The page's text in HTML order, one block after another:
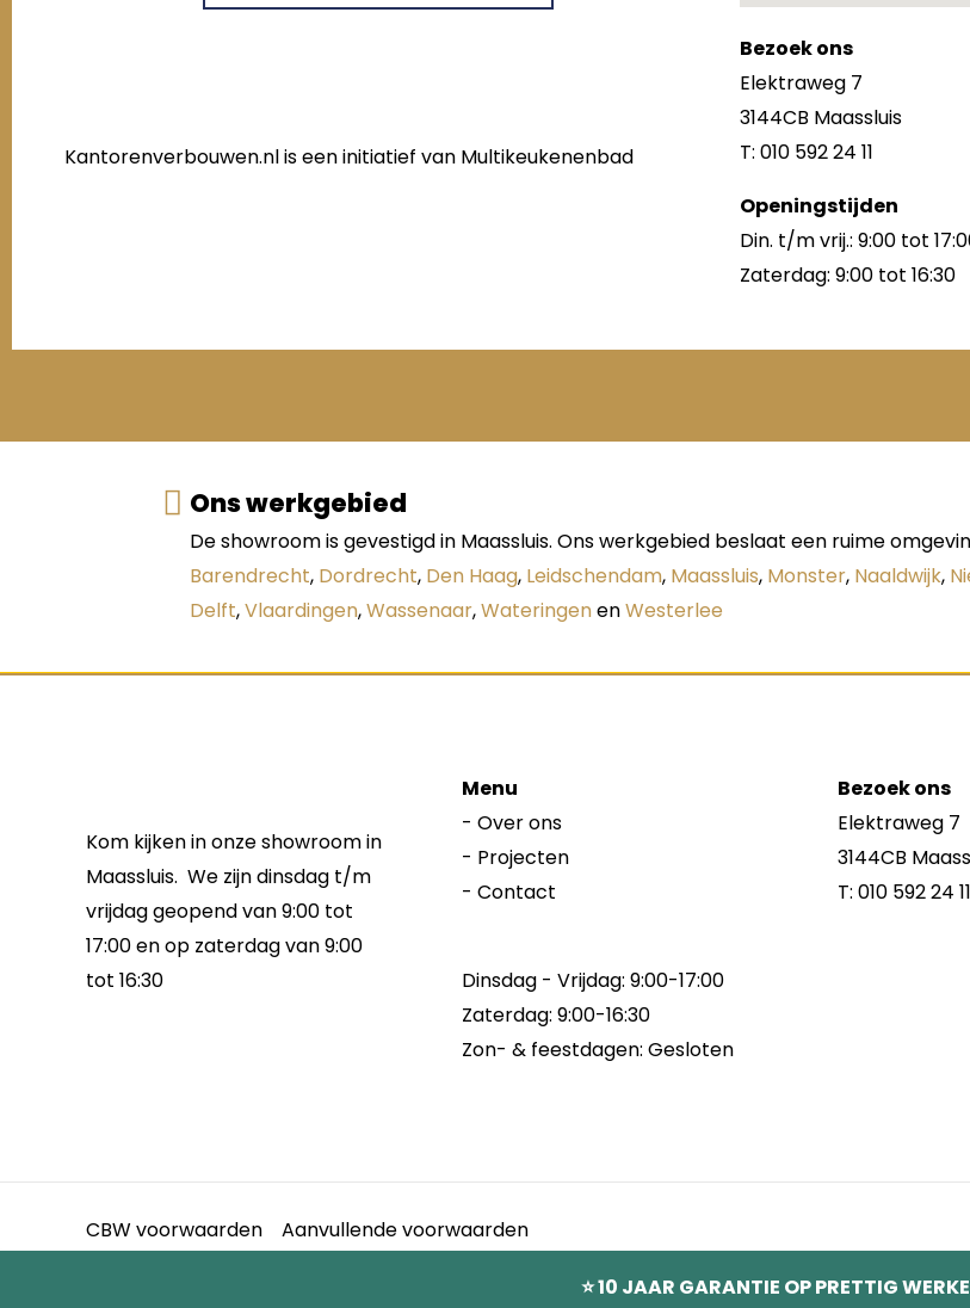
Kantorenverbouwen.nl is een initiatief van Multikeukenenbad
Bezoek ons
Elektraweg 7
3144CB Maassluis
T: 010 592 24 11
Openingstijden
Din. t/m vrij.: 9:00 tot
Zaterdag: 9:00 tot 16:30
Ons werkgebied
De showroom is gevestigd in Maassluis. Ons werkgebied beslaat een ruime
Barendrecht, Dordrecht, Den Haag, Leidschendam, Maassluis, Monster, Naaldwijk,
Delft,Vlaardingen,Wassenaar,WateringenenWesterlee
Kom kijken in onze showroom in
Maassluis. We zijn dinsdag t/m
vrijdag geopend van 9:00 tot
17:00 en op zaterdag van 9:00
tot 16:30
Menu
- Over ons
- Projecten
- Contact
Dinsdag - Vrijdag: 9:00-17:00
Zaterdag: 9:00-16:30
Zon- & feestdagen: Gesloten
Bezoek ons
Elektraweg 7
3144CB
T: 010 592 24 11
CBW voorwaarden Aanvullende voorwaarden
⭐ 10 JAAR GARANTIE OP PRETTIG
I.v.m. vakantie zijn wij gesloten van 3 augustus